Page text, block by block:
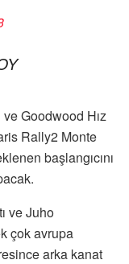
Goodwood Hız
Rally2 Monte
başlangıcını
ve Juho
çok avrupa
arka kanat